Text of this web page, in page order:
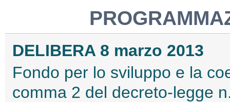
DELIBERA 8 marzo 2013
Fondo per lo sviluppo e la
comma 2 del decreto-legge